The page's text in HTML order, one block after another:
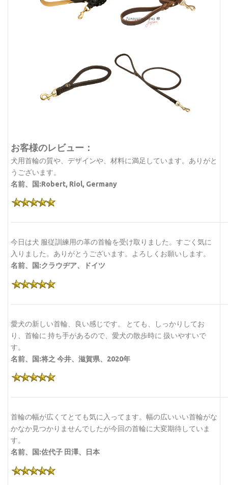
お客様のレビュー：
犬用首輪の質や、デザインや、材料に満足しています。ありがと
うございます。
名前、国:Robert, Riol, Germany
今日は犬 服従訓練用の革の首輪を受け取りました。すごく気に
入りました。ありがとうございます。よろしくお願いします。
名前、国:クラウヂア、ドイツ
愛犬の新しい首輪、良い感じです。 とても、しっかりしてお
り、首輪に 持ち手があるので、愛犬の散歩時に 扱いやすいで
す。
名前、国:将之 今井、滋賀県、2020年
首輪の幅が広くてとても気に入ってます。幅の広いいい首輪がな
かなか見つかりませんでしたが今回の首輪に大変期待していま
す。
名前、国:佐代子 田澤、日本